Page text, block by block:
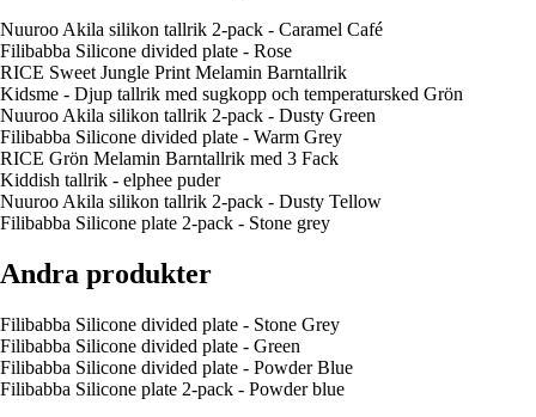
Nuuroo Akila silikon tallrik 2-pack - Caramel Café
Filibabba Silicone divided plate - Rose
RICE Sweet Jungle Print Melamin Barntallrik
Kidsme - Djup tallrik med sugkopp och temperatursked Grön
Nuuroo Akila silikon tallrik 2-pack - Dusty Green
Filibabba Silicone divided plate - Warm Grey
RICE Grön Melamin Barn­tallrik med 3 Fack
Kiddish tallrik - elphee puder
Nuuroo Akila silikon tallrik 2-pack - Dusty Tellow
Filibabba Silicone plate 2-pack - Stone grey
Andra produkter
Filibabba Silicone divided plate - Stone Grey
Filibabba Silicone divided plate - Green
Filibabba Silicone divided plate - Powder Blue
Filibabba Silicone plate 2-pack - Powder blue